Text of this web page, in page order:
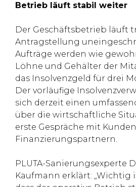
Betrieb läuft stabil weiter
Der Geschäftsbetrieb läuft
Antragstellung
Aufträge werden wie
Löhne und Gehälter der
das Insolvenzgeld für drei
Der vorläufige
sich derzeit einen
über die wirtschaftliche
erste Gespräche mit
Finanzierungspartnern.
PLUTA-Sanierungsexperte
Kaufmann erklärt: „Wichtig